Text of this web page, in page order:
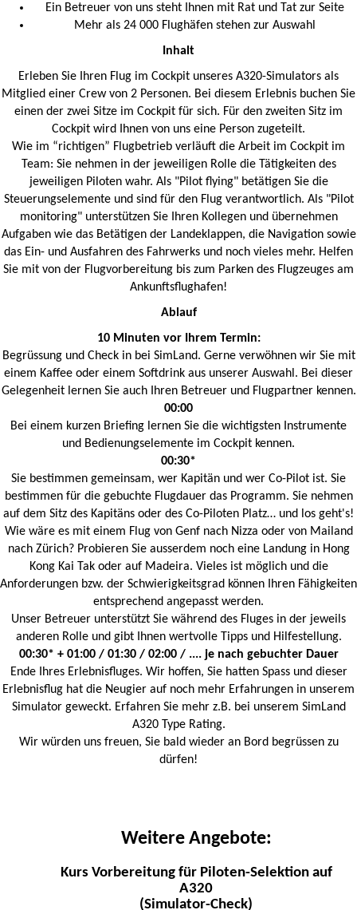
Ein Betreuer von uns steht Ihnen mit Rat und Tat zur Seite
Mehr als 24 000 Flughäfen stehen zur Auswahl
Inhalt
Erleben Sie Ihren Flug im Cockpit unseres A320-Simulators als
Mitglied einer Crew von 2 Personen. Bei diesem Erlebnis buchen Sie
einen der zwei Sitze im Cockpit für sich. Für den zweiten Sitz im
Cockpit wird Ihnen von uns eine Person zugeteilt.
Wie im “richtigen” Flugbetrieb verläuft die Arbeit im Cockpit im
Team: Sie nehmen in der jeweiligen Rolle die Tätigkeiten des
jeweiligen Piloten wahr. Als "Pilot flying" betätigen Sie die
Steuerungselemente und sind für den Flug verantwortlich. Als "Pilot
monitoring" unterstützen Sie Ihren Kollegen und übernehmen
Aufgaben wie das Betätigen der Landeklappen, die Navigation sowie
das Ein- und Ausfahren des Fahrwerks und noch vieles mehr. Helfen
Sie mit von der Flugvorbereitung bis zum Parken des Flugzeuges am
Ankunftsflughafen!
Ablauf
10 Minuten vor Ihrem Termin:
Begrüssung und Check in bei SimLand. Gerne verwöhnen wir Sie mit
einem Kaffee oder einem Softdrink aus unserer Auswahl. Bei dieser
Gelegenheit lernen Sie auch Ihren Betreuer und Flugpartner kennen.
00:00
Bei einem kurzen Briefing lernen Sie die wichtigsten Instrumente
und Bedienungselemente im Cockpit kennen.
00:30*
Sie bestimmen gemeinsam, wer Kapitän und wer Co-Pilot ist. Sie
bestimmen für die gebuchte Flugdauer das Programm. Sie nehmen
auf dem Sitz des Kapitäns oder des Co-Piloten Platz… und los geht's!
Wie wäre es mit einem Flug von Genf nach Nizza oder von Mailand
nach Zürich? Probieren Sie ausserdem noch eine Landung in Hong
Kong Kai Tak oder auf Madeira. Vieles ist möglich und die
Anforderungen bzw. der Schwierigkeitsgrad können Ihren Fähigkeiten
entsprechend angepasst werden.
Unser Betreuer unterstützt Sie während des Fluges in der jeweils
anderen Rolle und gibt Ihnen wertvolle Tipps und Hilfestellung.
00:30* + 01:00 / 01:30 / 02:00 / .... je nach gebuchter Dauer
Ende Ihres Erlebnisfluges. Wir hoffen, Sie hatten Spass und dieser
Erlebnisflug hat die Neugier auf noch mehr Erfahrungen in unserem
Simulator geweckt. Erfahren Sie mehr z.B. bei unserem SimLand
A320 Type Rating.
Wir würden uns freuen, Sie bald wieder an Bord begrüssen zu
dürfen!
Weitere Angebote:
Kurs Vorbereitung für Piloten-Selektion auf
A320
(Simulator-Check)